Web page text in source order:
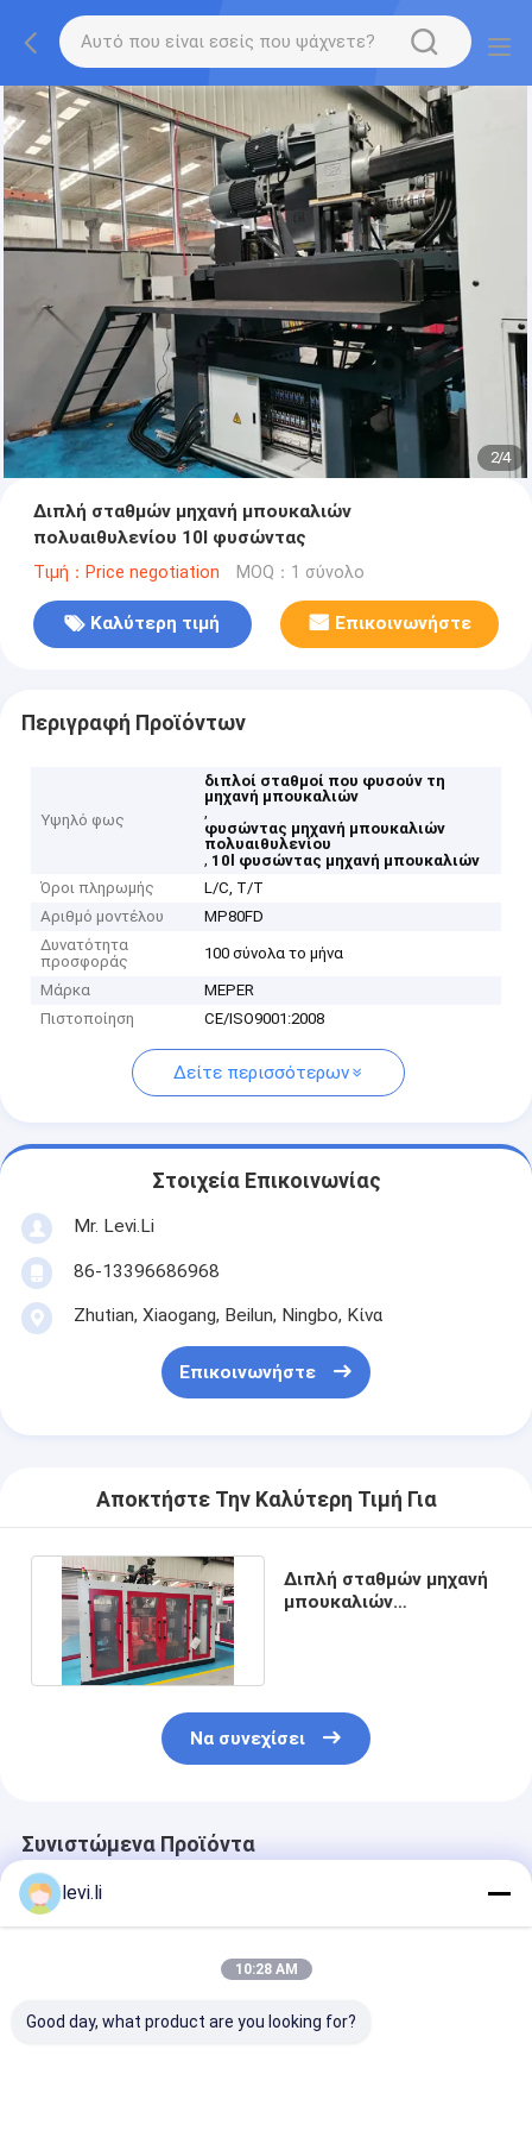
2/4
Διπλή σταθμών μηχανή μπουκαλιών
πολυαιθυλενίου 10l φυσώντας
Τιμή：Price negotiation MOQ：1 σύνολο
Καλύτερη τιμή Επικοινωνήστε
Περιγραφή Προϊόντων
Υψηλό φως
διπλοί σταθμοί που φυσούν τη
μηχανή μπουκαλιών
,
φυσώντας μηχανή μπουκαλιών
πολυαιθυλενίου
, 10l φυσώντας μηχανή μπουκαλιών
Όροι πληρωμής
L/C, T/T
Αριθμό μοντέλου
MP80FD
Δυνατότητα
προσφοράς
100 σύνολα το μήνα
Μάρκα
MEPER
Πιστοποίηση
CE/ISO9001:2008
Δείτε περισσότερων
Στοιχεία Επικοινωνίας
Mr. Levi.Li
86-13396686968
Zhutian, Xiaogang, Beilun, Ningbo, Κίνα
Επικοινωνήστε
Αποκτήστε Την Καλύτερη Τιμή Για
Διπλή σταθμών μηχανή
μπουκαλιών
Να συνεχίσει
Συνιστώμενα Προϊόντα
levi.li
10:28 AM
Good day, what product are you looking for?